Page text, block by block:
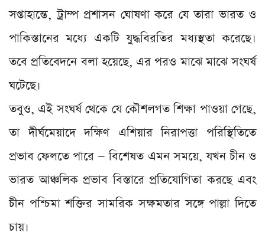
সপ্তাহান্তে, ট্রাম্প প্রশাসন ঘোষণা করে যে তারা ভারত ও
পাকিস্তানের মধ্যে একটি যুদ্ধবিরতির মধ্যস্থতা করেছে।
তবে প্রতিবেদনে বলা হয়েছে, এর পরও মাঝে মাঝে সংঘর্ষ
ঘটেছে।
তবুও, এই সংঘর্ষ থেকে যে কৌশলগত শিক্ষা পাওয়া গেছে,
তা দীর্ঘমেয়াদে দক্ষিণ এশিয়ার নিরাপত্তা পরিস্থিতিতে
প্রভাব ফেলতে পারে — বিশেষত এমন সময়ে, যখন চীন ও
ভারত আঞ্চলিক প্রভাব বিস্তারে প্রতিযোগিতা করছে এবং
চীন পশ্চিমা শক্তির সামরিক সক্ষমতার সঙ্গে পাল্লা দিতে
চায়।